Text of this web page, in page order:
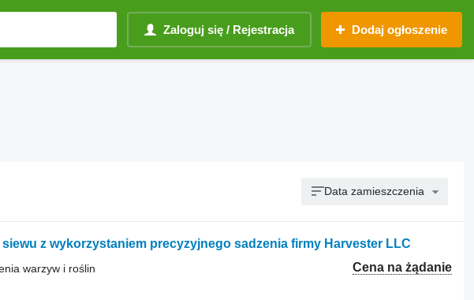
Zaloguj się / Rejestracja Dodaj ogłoszenie
Data zamieszczenia
siewu z wykorzystaniem precyzyjnego sadzenia firmy Harvester LLC
Cena na żądanie
warzyw i roślin